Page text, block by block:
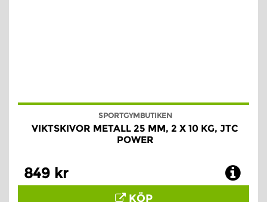
SPORTGYMBUTIKEN
VIKTSKIVOR METALL 25 MM, 2 X 10 KG, JTC
POWER
849 kr
KÖP